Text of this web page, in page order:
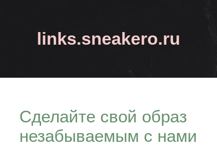
links.sneakero.ru
Сделайте свой образ
незабываемым с нами